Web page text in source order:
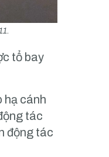
tổ bay
hạ cánh
tác
động tác